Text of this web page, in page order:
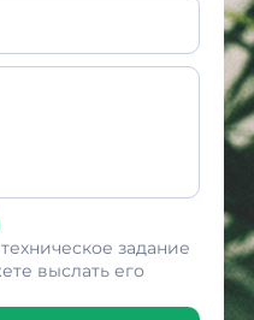
задание
выслать его